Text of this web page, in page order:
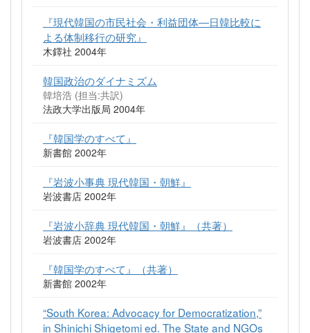
『現代韓国の市民社会・利益団体―日韓比較に
よる体制移行の研究』
木鐸社 2004年
韓国政治のダイナミズム
韓培浩 (担当:共訳)
法政大学出版局 2004年
『韓国学のすべて』
新書館 2002年
『岩波小事典 現代韓国・朝鮮』
岩波書店 2002年
『岩波小辞典 現代韓国・朝鮮』（共著）
岩波書店 2002年
『韓国学のすべて』（共著）
新書館 2002年
“South Korea: Advocacy for Democratization,”
in Shinichi Shigetomi ed. The State and NGOs